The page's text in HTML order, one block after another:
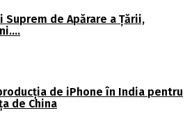
de Apărare a Ţării,
de iPhone în India pentru
de China